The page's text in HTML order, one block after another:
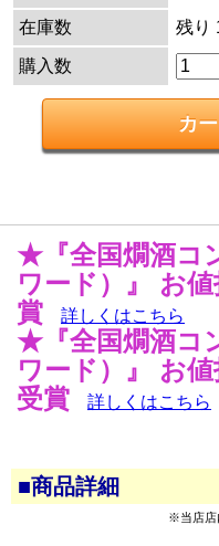
在庫数
残り
購入数
★『全国燗酒コ
ワード）』 お
賞
詳しくはこちら
★『全国燗酒コ
ワード）』 お
受賞
詳しくはこちら
■商品詳細
※当店店